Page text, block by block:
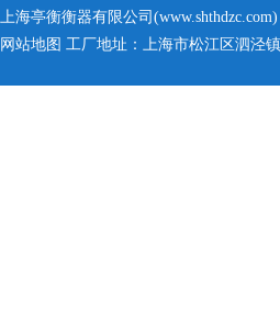
上海亭衡衡器有限公司(www.shthdzc.com)
网站地图 工厂地址：上海市松江区泗泾